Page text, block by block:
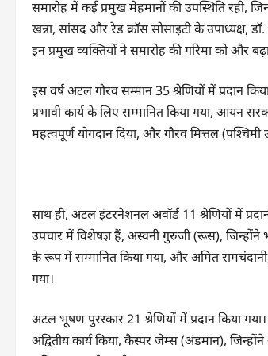
समारोह में कई प्रमुख मेहमानों की उपस्थिति रही,
खन्ना, सांसद और रेड क्रॉस सोसाइटी के उपाध्यक्ष,
इन प्रमुख व्यक्तियों ने समारोह की गरिमा को और
इस वर्ष अटल गौरव सम्मान 35 श्रेणियों में प्रदान
प्रभावी कार्य के लिए सम्मानित किया गया, आयन
महत्वपूर्ण योगदान दिया, और गौरव मित्तल (पश्चिमी
साथ ही, अटल इंटरनेशनल अवॉर्ड 11 श्रेणियों में
उपचार में विशेषज्ञ हैं, अस्वनी गुरुजी (रूस), जिन्होंने
के रूप में सम्मानित किया गया, और अमित
गया।
अटल भूषण पुरस्कार 21 श्रेणियों में प्रदान किया
अद्वितीय कार्य किया, कैस्पर जेम्स (अंडमान),